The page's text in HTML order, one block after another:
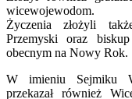
wicewojewodom.
Życzenia złożyli
Przemyski oraz
obecnym na Nowy Rok.
W imieniu Sejmiku
przekazał również